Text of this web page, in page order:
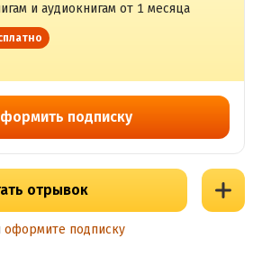
и аудиокнигам от 1 месяца
подписку
отрывок
оформите подписку